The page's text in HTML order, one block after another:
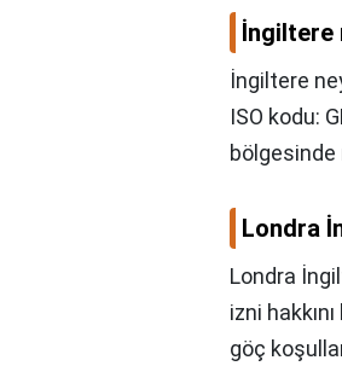
İngiltere
İngiltere
ISO kodu:
bölgesinde
Londra
Londra
izni
göç